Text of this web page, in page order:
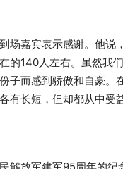
场嘉宾表示感谢。他
的140人左右。虽然我
子而感到骄傲和自豪
有长短，但却都从中受